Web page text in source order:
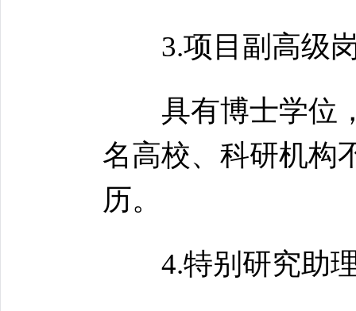
3.项目副高级
具有博士学位，
名高校、科研机构
历。
4.特别研究助